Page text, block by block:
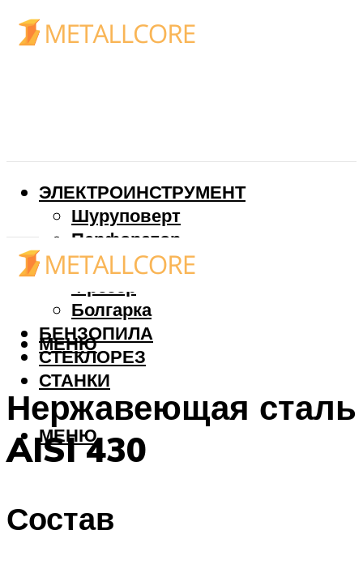
ЭЛЕКТРОИНСТРУМЕНТ
Шуруповерт
Перфоратор
Дрель
Фрезер
Болгарка
БЕНЗОПИЛА
СТЕКЛОРЕЗ
СТАНКИ
МЕНЮ
МЕНЮ
Нержавеющая сталь
AISI 430
Состав